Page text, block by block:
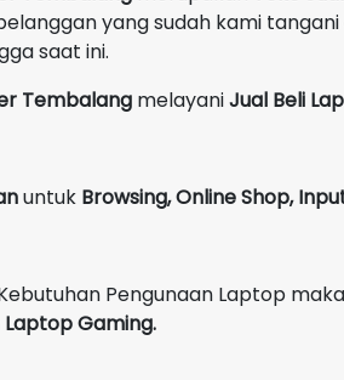
yang sudah kami
saat ini.
Tembalang melayaniJual Beli
untuk Browsing, Online Shop,
Pengunaan Laptop
Laptop Gaming.